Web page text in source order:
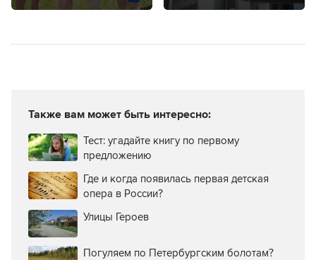
Также вам может быть интересно:
Тест: угадайте книгу по первому
предложению
Где и когда появилась первая детская
опера в России?
Улицы Героев
Погуляем по Петербургским болотам?